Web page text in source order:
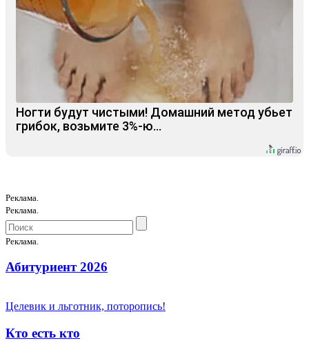
Ногти будут чистыми! Домашний метод убьет
грибок, возьмите 3%-ю…
Реклама.
Реклама.
Реклама.
Абитуриент 2026
Целевик и льготник, поторопись!
Кто есть кто